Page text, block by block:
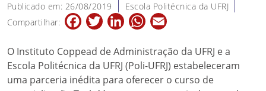
Publicado em: 26/08/2019
Escola Politécnica da UFRJ
Compartilhar:
FacebookTwitterLinkedInWhatsApp
O Instituto Coppead de Administração da UFRJ e a
Escola Politécnica da UFRJ (Poli-UFRJ) estabeleceram
uma parceria inédita para oferecer o curso de